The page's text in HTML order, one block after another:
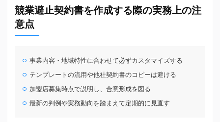
競業避止契約書を作成する際の実務上の注
意点
事業内容・地域特性に合わせて必ずカスタマイズする
テンプレートの流用や他社契約書のコピーは避ける
加盟店募集時点で説明し、合意形成を図る
最新の判例や実務動向を踏まえて定期的に見直す